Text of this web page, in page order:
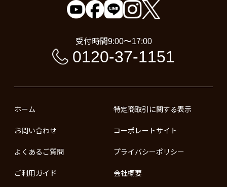
受付時間9:00〜17:00
0120-37-1151
ホーム
お問い合わせ
よくあるご質問
ご利用ガイド
特定商取引に関する表示
コーポレートサイト
プライバシーポリシー
会社概要